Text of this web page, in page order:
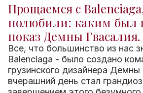
Прощаемся с
полюбили: каким был
показ Демны Гвасалия.
Все, что большинство из нас
Balenciaga - было создано
грузинского дизайнера
вчерашний день стал